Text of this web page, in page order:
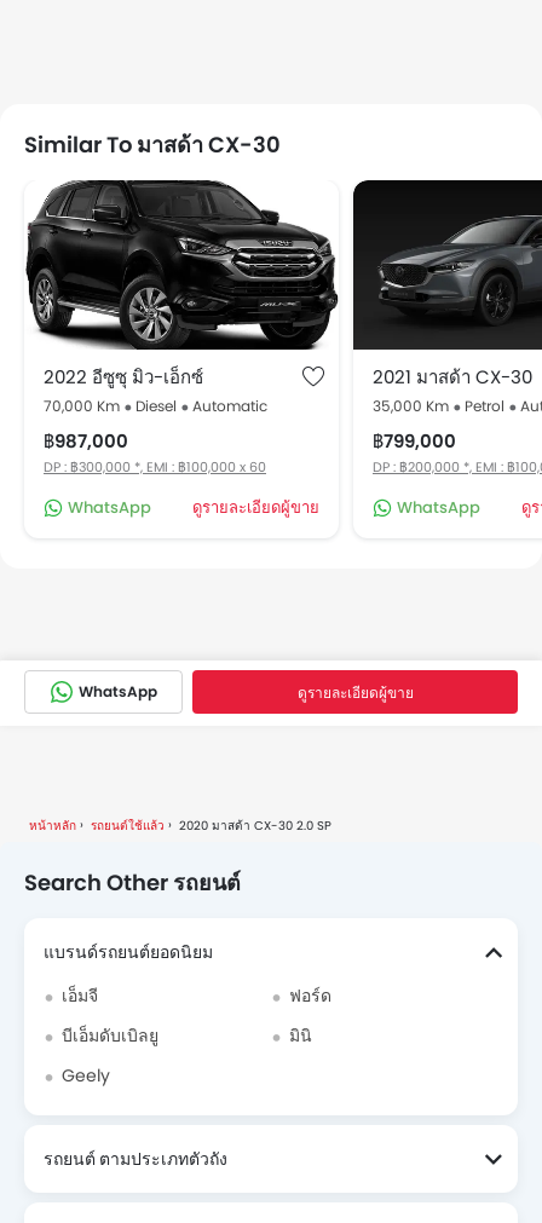
Similar To มาสด้า CX-30
2022 อีซูซุ มิว-เอ็กซ์
70,000 Km Diesel Automatic
฿987,000
DP : ฿300,000 *, EMI : ฿100,000 x 60
WhatsApp ดูรายละเอียดผู้ขาย
2021 มาสด้า CX-30
35,000 Km Petrol
฿799,000
DP : ฿200,000 *, EMI : ฿
WhatsApp ดู
WhatsApp ดูรายละเอียดผู้ขาย
หน้าหลัก รถยนต์ใช้แล้ว 2020 มาสด้า CX-30 2.0 SP
Search Other รถยนต์
แบรนด์รถยนต์ยอดนิยม
เอ็มจี
ฟอร์ด
บีเอ็มดับเบิลยู
มินิ
Geely
รถยนต์ ตามประเภทตัวถัง